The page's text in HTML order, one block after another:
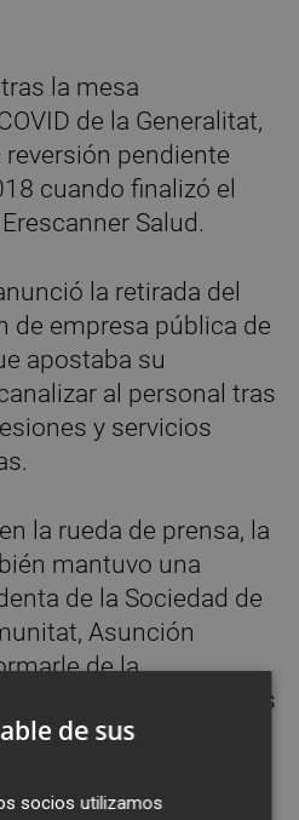
la mesa
de la Generalitat,
pendiente
cuando finalizó el
Salud.
la retirada del
de empresa pública de
apostaba su
al personal tras
y servicios
la rueda de prensa, la
mantuvo una
de la Sociedad de
Asunción
de la
de "conversaciones
UTE que tiene el
de sus
socios utilizamos